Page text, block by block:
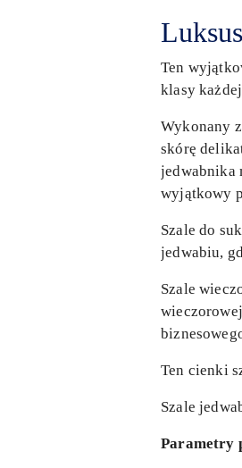
Ten
klasy
Wykonany
skórę
jedwabnika
wyjątkowy
Szale do
jedwabiu,
Szale
Ten cienki
Szale
Parametry